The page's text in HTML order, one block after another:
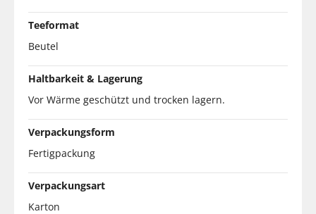
Teeformat
Beutel
Haltbarkeit & Lagerung
Vor Wärme geschützt und trocken lagern.
Verpackungsform
Fertigpackung
Verpackungsart
Karton